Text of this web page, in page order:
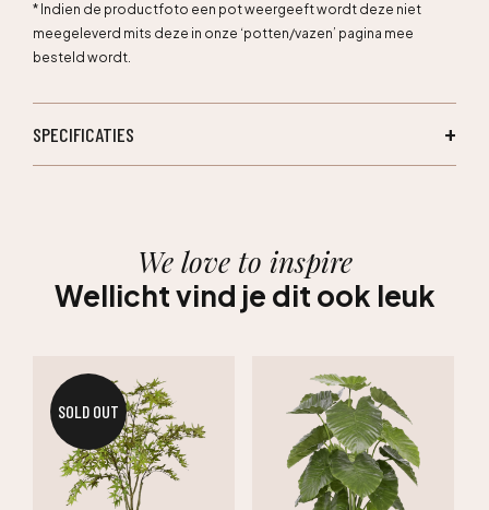
* Indien de productfoto een pot weergeeft wordt deze niet
meegeleverd mits deze in onze ‘potten/vazen’ pagina mee
besteld wordt.
SPECIFICATIES
We love to inspire
Wellicht vind je dit ook leuk
SOLD OUT